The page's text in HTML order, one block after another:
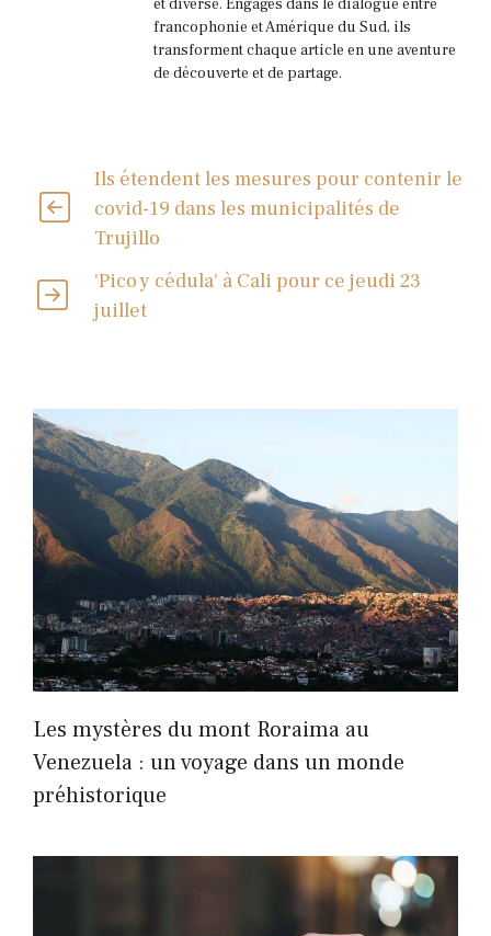
et diverse. Engagés dans le dialogue entre
francophonie et Amérique du Sud, ils
transforment chaque article en une aventure
de découverte et de partage.
Ils étendent les mesures pour contenir le
covid-19 dans les municipalités de
Trujillo
'Pico y cédula' à Cali pour ce jeudi 23
juillet
Les mystères du mont Roraima au
Venezuela : un voyage dans un monde
préhistorique